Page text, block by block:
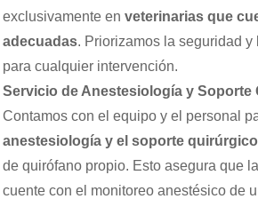
exclusivamente en veterinarias que
adecuadas. Priorizamos la seguridad
para cualquier intervención.
Servicio de Anestesiología y Soporte
Contamos con el equipo y el personal
anestesiología y el soporte quirúrgico
de quirófano propio. Esto asegura que
cuente con el monitoreo anestésico de